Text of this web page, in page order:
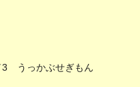
うっかぶせぎもん